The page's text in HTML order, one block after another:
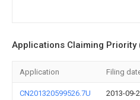
Applications Claiming Priority
Application Filing
CN201320599526.7U 2013-09-